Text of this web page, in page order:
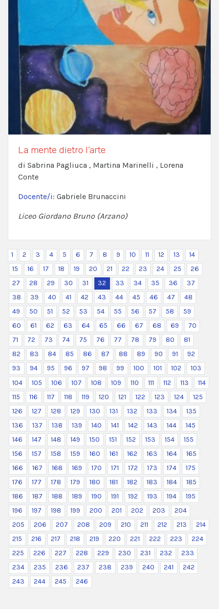
La mente dietro l’arte
di Sabrina Pagliuca , Martina Marinelli , Lorena
Conte
Docente/i: Gabriele Brunaccini
Liceo Giordano Bruno (Arzano)
1 2 3 4 5 6 7 8 9 10 11 12 13
14
15
16 17 18 19 20 21 22 23 24 25
26
27
28 29 30 31 32 33 34 35 36
37
38
39 40 41 42 43 44 45 46 47
48
49
50 51 52 53 54 55 56 57 58
59
60
61 62 63 64 65 66 67 68 69
70
71
72 73 74 75 76 77 78 79 80
81
82
83 84 85 86 87 88 89 90 91
92
93
94 95 96 97 98 99 100 101 102
103
104
105 106 107 108 109 110 111 112 113
114
115
116 117 118 119 120 121 122 123 124
125
126
127 128 129 130 131 132 133 134
135
136
137 138 139 140 141 142 143 144
145
146
147 148 149 150 151 152 153 154
155
156
157 158 159 160 161 162 163 164
165
166
167 168 169 170 171 172 173 174
175
176
177 178 179 180 181 182 183 184
185
186
187 188 189 190 191 192 193 194
195
196
197 198 199 200 201 202 203
204
205
206 207 208 209 210 211 212 213
214
215
216 217 218 219 220 221 222 223
224
225
226 227 228 229 230 231 232
233
234
235 236 237 238 239 240 241
242
243
244 245 246